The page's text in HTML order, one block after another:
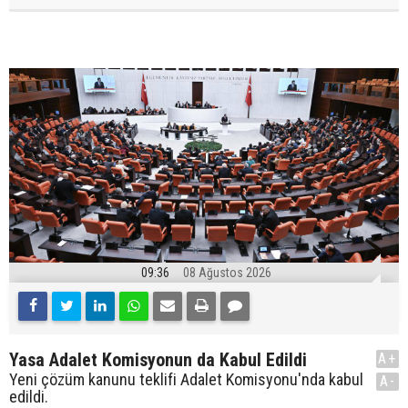
09:36 08 Ağustos 2026
Yasa Adalet Komisyonun da Kabul Edildi
Yeni çözüm kanunu teklifi Adalet Komisyonu'nda kabul
edildi.
A+
A-